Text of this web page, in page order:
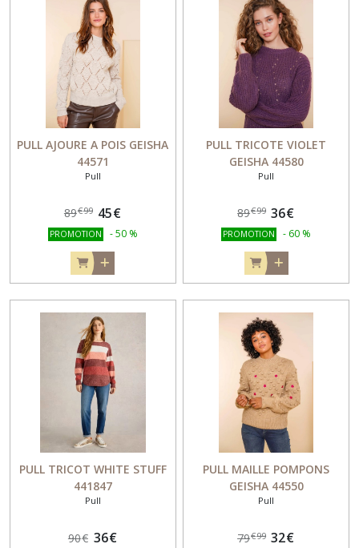
PULL AJOURE A POIS GEISHA
44571
Pull
89€99 45€
PROMOTION -50 %
PULL TRICOTE VIOLET
GEISHA 44580
Pull
89€99 36€
PROMOTION - 60 %
PULL TRICOT WHITE STUFF
441847
Pull
90€ 36€
PULL MAILLE POMPONS
GEISHA 44550
Pull
79€99 32€